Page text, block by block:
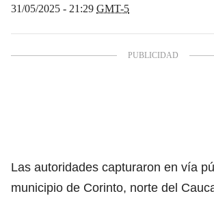
31/05/2025 - 21:29 GMT-5
Las autoridades capturaron en vía
municipio de Corinto, norte del